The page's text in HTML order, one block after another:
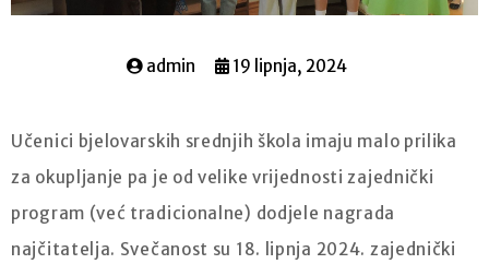
admin 19 lipnja, 2024
Učenici bjelovarskih srednjih škola imaju malo prilika
za okupljanje pa je od velike vrijednosti zajednički
program (već tradicionalne) dodjele nagrada
najčitatelja. Svečanost su 18. lipnja 2024. zajednički